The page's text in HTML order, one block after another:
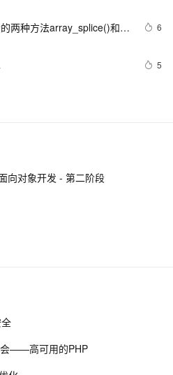
两种方法array_splice()和
6
5
篇
向对象开发 - 第二阶段
会——高可用的PHP